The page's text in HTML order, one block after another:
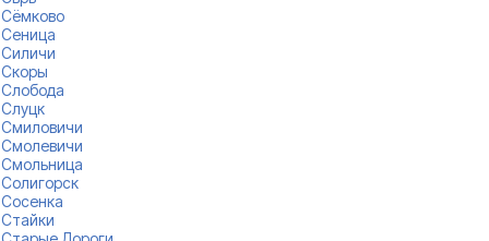
Сёмково
Сеница
Силичи
Скоры
Слобода
Слуцк
Смиловичи
Смолевичи
Смольница
Солигорск
Сосенка
Стайки